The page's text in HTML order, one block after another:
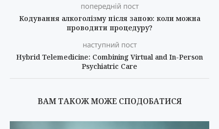
попередній пост
Кодування алкоголізму після запою: коли можна
проводити процедуру?
наступний пост
Hybrid Telemedicine: Combining Virtual and In-Person
Psychiatric Care
ВАМ ТАКОЖ МОЖЕ СПОДОБАТИСЯ